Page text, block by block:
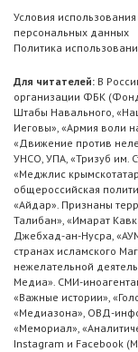
Условия
персональных данных
Политика
Для читателей: В
организации ФБК
Штабы Навального,
Иеговы», «Армия воли
«Движение против
УНСО, УПА, «Тризуб им.
«Меджлис
общероссийская
«Айдар». Признаны
Талибан», «Имарат
Джебхад-ан-Нусра,
странах исламского
нежелательной
Медиа». СМИ-
«Важные истории»,
«Медиазона», ОВД-
«Мемориал»,
Instagram и Facebook